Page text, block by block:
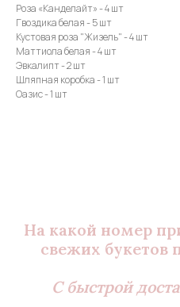
Роза «Канделайт» - 4 шт
Гвоздика белая - 5 шт
Кустовая роза "Жизель" - 4 шт
Маттиола белая - 4 шт
Эвкалипт - 2 шт
Шляпная коробка - 1 шт
Оазис - 1 шт
На какой номер
свежих букетов
С быстрой